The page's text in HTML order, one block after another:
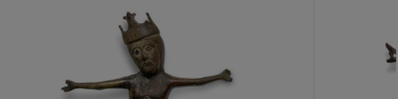
item_current_of_total_txt